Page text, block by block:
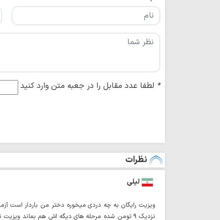
* لطفا عدد مقابل را در جعبه متن وارد کنید
نظرات
لیلی
نزدیک ۹ تومن شده مرحله های دیگه اش هم بماند ويزيت نسبت به آزمایش و سونا هيچ واقعا که